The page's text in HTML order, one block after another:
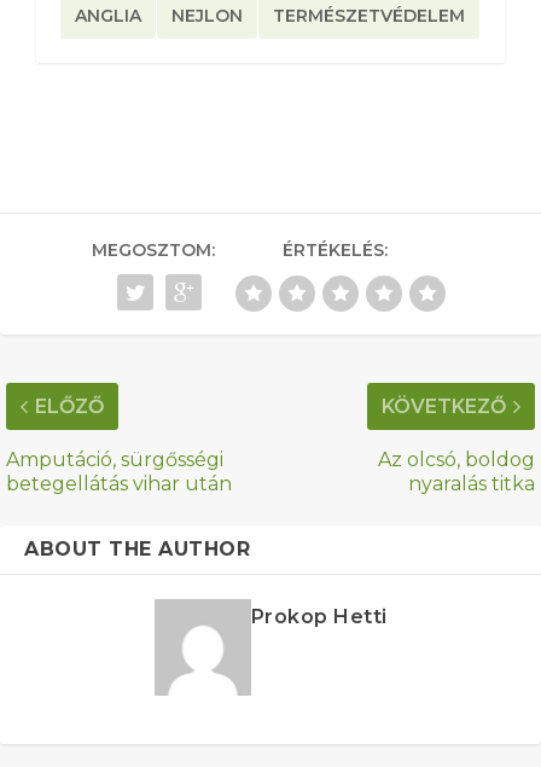
ANGLIA NEJLON TERMÉSZETVÉDELEM
MEGOSZTOM: ÉRTÉKELÉS:
ELŐZŐ
Amputáció, sürgősségi
betegellátás vihar után
KÖVETKEZŐ
Az olcsó, boldog
nyaralás titka
ABOUT THE AUTHOR
Prokop Hetti